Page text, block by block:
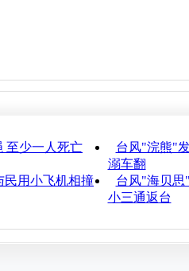
至少一人死亡
台风"浣熊"
溺车翻
民用小飞机相撞
台风"海贝思
小三通返台